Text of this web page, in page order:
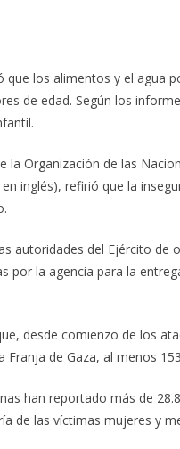
que los alimentos y el agua
de edad. Según los
la Organización de las
inglés), refirió que la
autoridades del Ejército de
por la agencia para la
desde comienzo de los
de Gaza, al menos
han reportado más de
de las víctimas mujeres y